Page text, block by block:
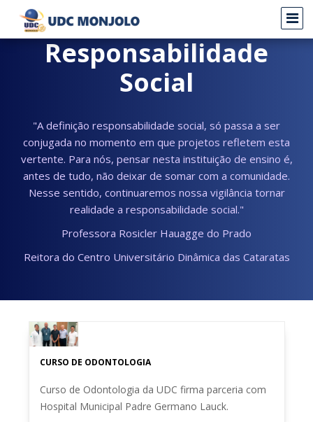
Responsabilidade
Social
"A definição responsabilidade social, só passa a ser
conjugada no momento em que projetos refletem esta
vertente. Para nós, pensar nesta instituição de ensino é,
antes de tudo, não deixar de somar com a comunidade.
Nesse sentido, continuaremos nossa vigilância tornar
realidade a responsabilidade social."
Professora Rosicler Hauagge do Prado
Reitora do Centro Universitário Dinâmica das Cataratas
CURSO DE ODONTOLOGIA
Curso de Odontologia da UDC firma parceria com
Hospital Municipal Padre Germano Lauck.